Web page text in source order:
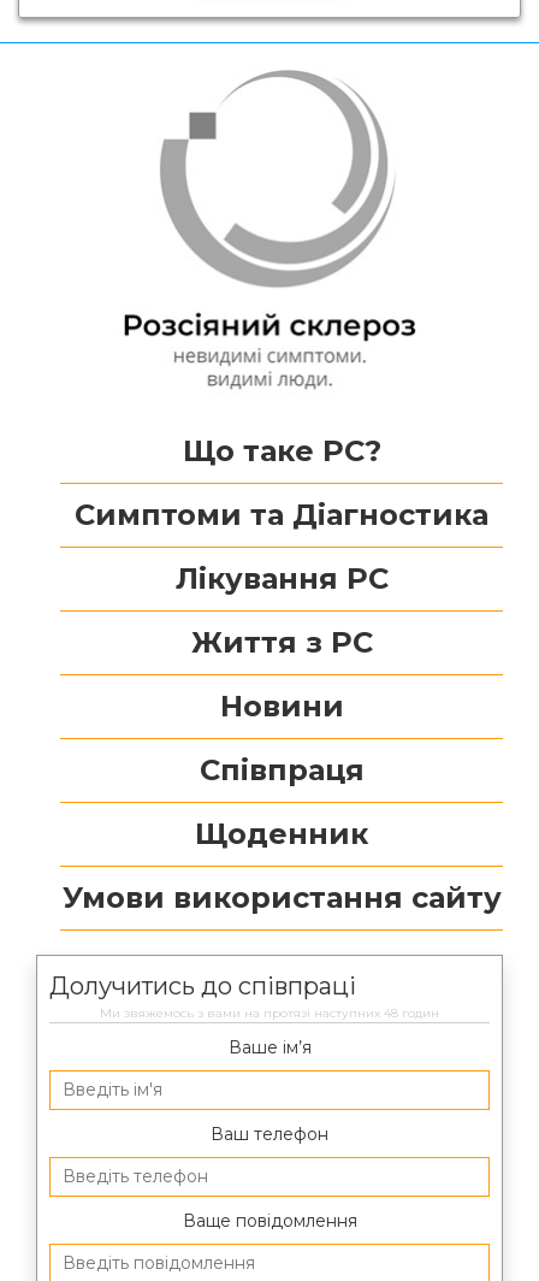
Що таке РС?
Симптоми та Діагностика
Лікування РС
Життя з РС
Новини
Співпраця
Щоденник
Умови використання сайту
Долучитись до співпраці
Ми звяжемось з вами на протязі наступних 48 годин
Ваше ім’я
Ваш телефон
Ваще повідомлення